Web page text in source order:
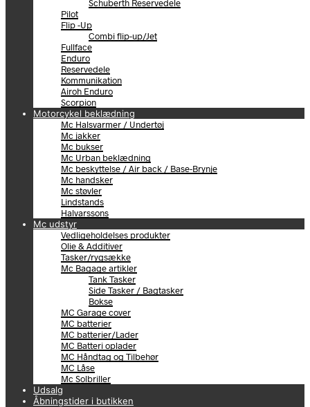
Schuberth Reservedele
Pilot
Flip -Up
Combi flip-up/Jet
Fullface
Enduro
Reservedele
Kommunikation
Airoh Enduro
Scorpion
Motorcykel beklædning
Mc Halsvarmer / Undertøj
Mc jakker
Mc bukser
Mc Urban beklædning
Mc beskyttelse / Air back / Base-Brynje
Mc handsker
Mc støvler
Lindstands
Halvarssons
Mc udstyr
Vedligeholdelses produkter
Olie & Additiver
Tasker/rygsække
Mc Bagage artikler
Tank Tasker
Side Tasker / Bagtasker
Bokse
MC Garage cover
MC batterier
MC batterier/Lader
MC Batteri oplader
MC Håndtag og Tilbehør
MC Låse
Mc Solbriller
Udsalg
Åbningstider i butikken